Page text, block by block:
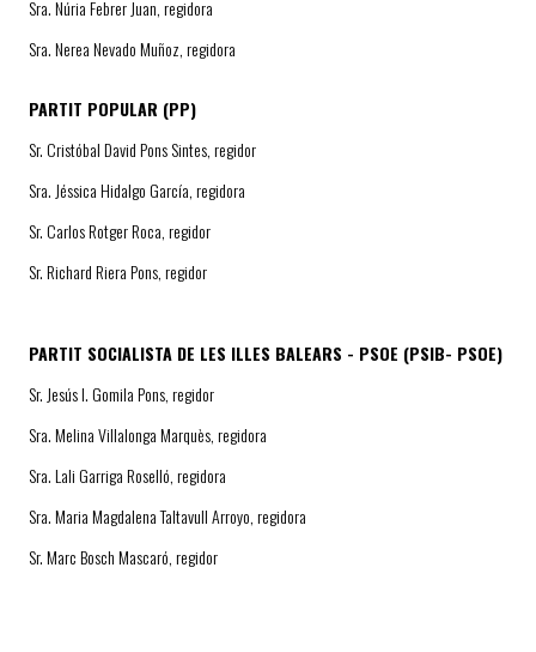
Sra. Núria Febrer Juan, regidora
Sra. Nerea Nevado Muñoz, regidora
PARTIT POPULAR (PP)
Sr. Cristóbal David Pons Sintes, regidor
Sra. Jéssica Hidalgo García, regidora
Sr. Carlos Rotger Roca, regidor
Sr. Richard Riera Pons, regidor
PARTIT SOCIALISTA DE LES ILLES BALEARS - PSOE (PSIB- PSOE)
Sr. Jesús I. Gomila Pons, regidor
Sra. Melina Villalonga Marquès, regidora
Sra. Lali Garriga Roselló, regidora
Sra. Maria Magdalena Taltavull Arroyo, regidora
Sr. Marc Bosch Mascaró, regidor